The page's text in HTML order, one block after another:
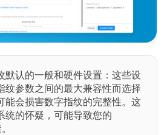
默认的一般和硬件设置：这些设
纹参数之间的最大兼容性而选择
能会损害数字指纹的完整性。这
统的怀疑，可能导致您的